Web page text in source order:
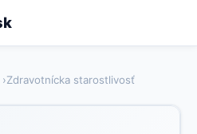
Zdravotnícka starostlivosť